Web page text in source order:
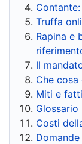
Truffa
Rapina e
Il
Che
Miti e fatti
Glossario
Costi